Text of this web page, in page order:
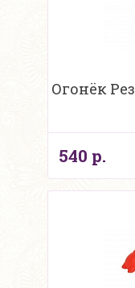
Огонёк
540 р.